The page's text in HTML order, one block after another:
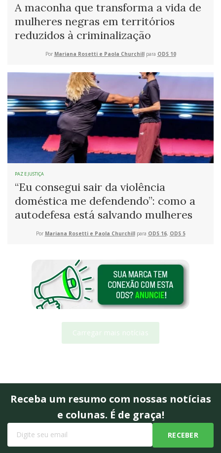
A maconha que transforma a vida de
mulheres negras em territórios
reduzidos à criminalização
Por Mariana Rosetti e Paola Churchillpara ODS 10
PAZ E JUSTIÇA
“Eu consegui sair da violência
doméstica me defendendo”: como a
autodefesa está salvando mulheres
Por Mariana Rosetti e Paola Churchillpara ODS 16, ODS 5
Carregar mais notícias
Receba um resumo com nossas notícias
e colunas. É de graça!